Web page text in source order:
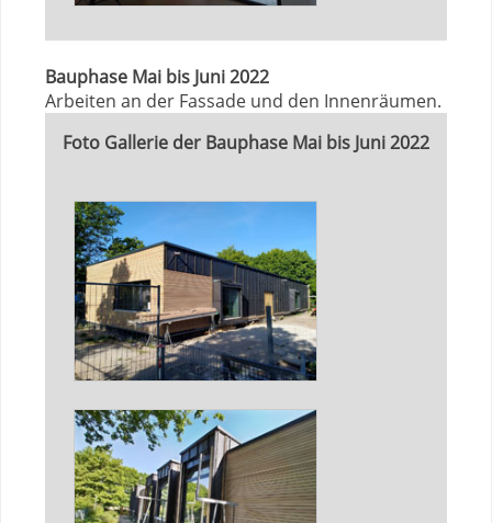
Bauphase Mai bis Juni 2022
Arbeiten an der Fassade und den Innenräumen.
Foto Gallerie der Bauphase Mai bis Juni 2022